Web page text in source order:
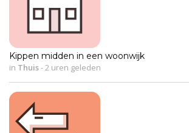
Kippen midden in een woonwijk
in Thuis-2 uren geleden